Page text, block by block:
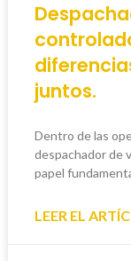
juntos.
Dentro de las
despachador de
papel
LEER EL